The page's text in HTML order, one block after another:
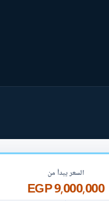
السعر يبدأ من
9,000,000 EGP